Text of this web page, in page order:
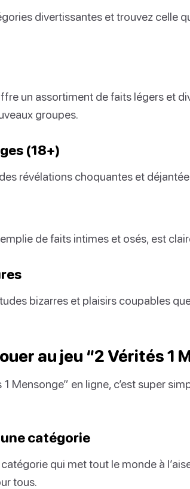
divertissantes et trouvez celle
un assortiment de faits légers et
groupes.
(18+)
révélations choquantes et
de faits intimes et osés, est
bizarres et plaisirs coupables
au jeu “2 Vérités 1
1 Mensonge” en ligne, c’est super
catégorie
qui met tout le monde à
tous.